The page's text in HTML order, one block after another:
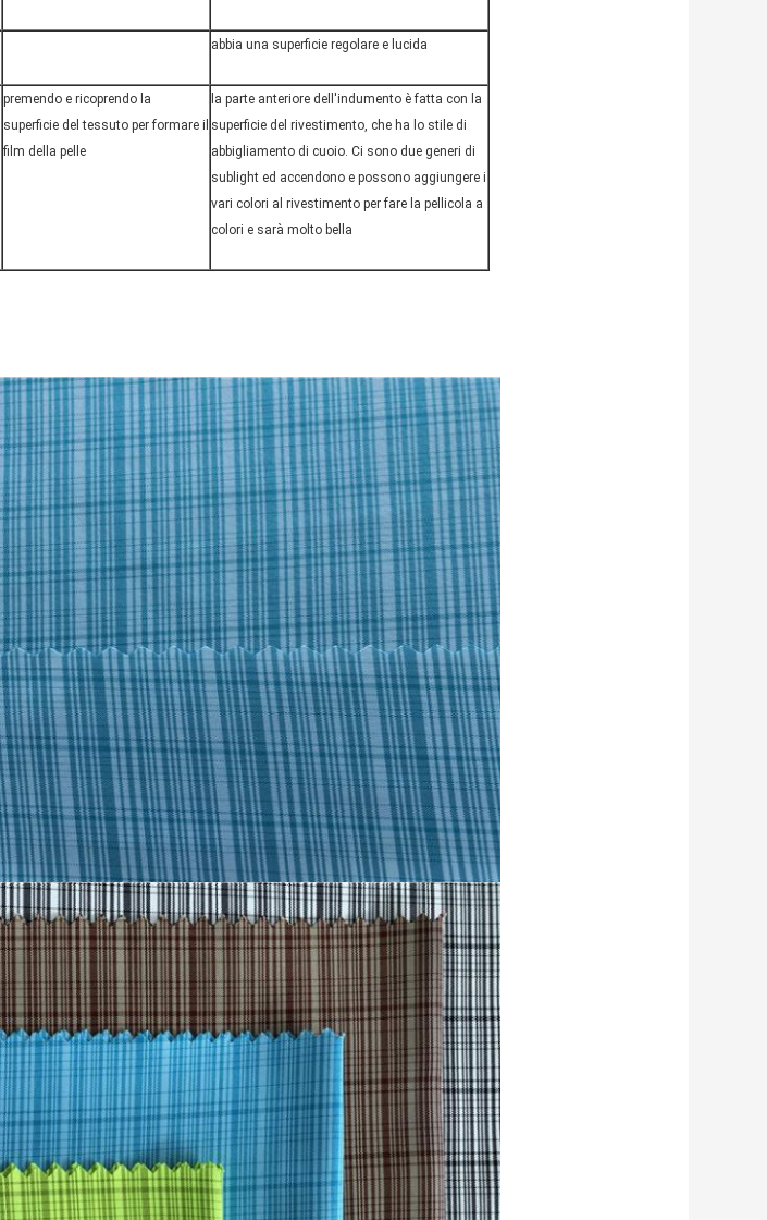
abbia una superficie regolare e lucida
premendo e ricoprendo la
superficie del tessuto per formare il
film della pelle
la parte anteriore dell'indumento è fatta con la
superficie del rivestimento, che ha lo stile di
abbigliamento di cuoio. Ci sono due generi di
sublight ed accendono e possono aggiungere i
vari colori al rivestimento per fare la pellicola a
colori e sarà molto bella